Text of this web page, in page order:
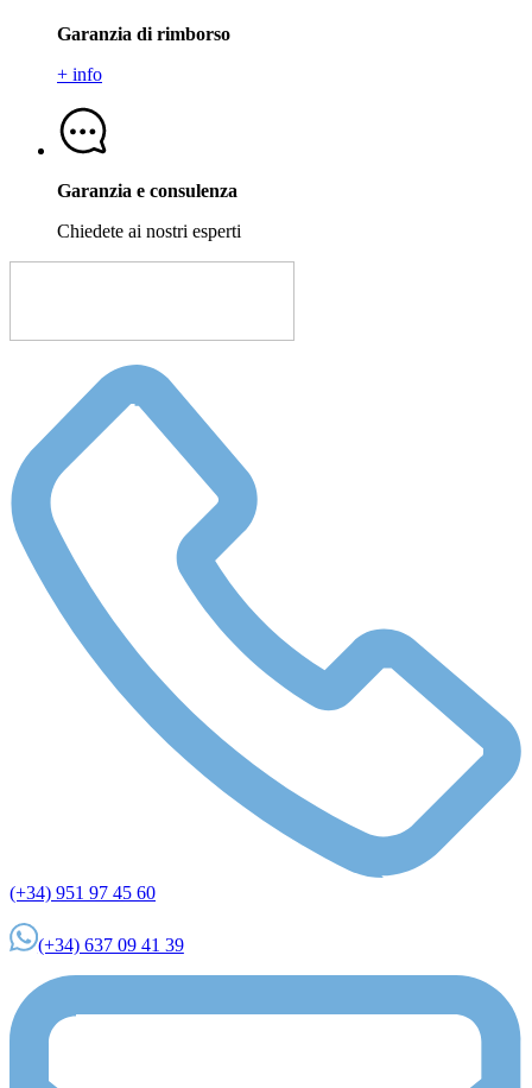
Garanzia di rimborso
+ info
Garanzia e consulenza
Chiedete ai nostri esperti
(+34) 951 97 45 60
(+34) 637 09 41 39